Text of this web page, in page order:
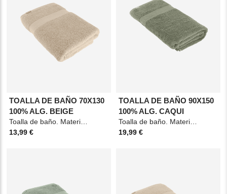
TOALLA DE BAÑO 70X130
100% ALG. BEIGE
13,99 €
TOALLA DE BAÑO 90X150
100% ALG. CAQUI
19,99 €